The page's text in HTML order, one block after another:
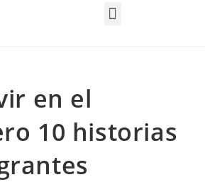
en el
10 historias